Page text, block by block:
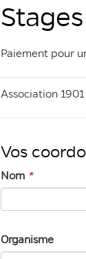
Paiement pour
Association
Vos
Nom *
Organisme